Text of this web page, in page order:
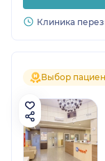
Клиника
Выбор